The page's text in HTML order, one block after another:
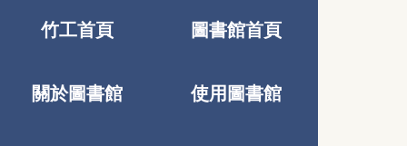
竹工首頁 圖書館首頁
關於圖書館 使用圖書館